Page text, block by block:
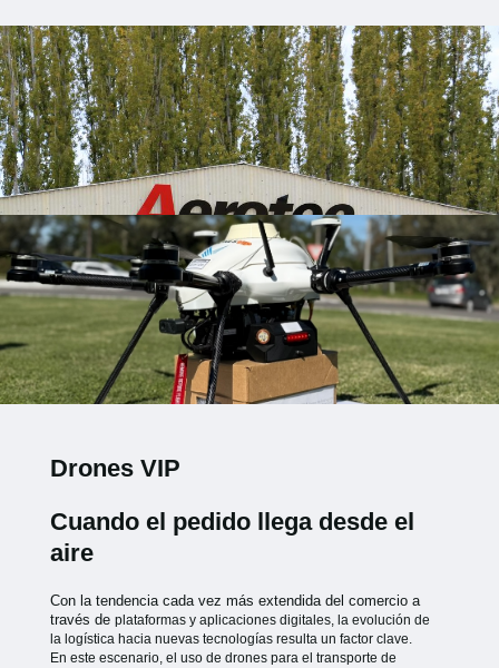
Drones VIP
Cuando el pedido llega desde el
aire
Con la tendencia cada vez más extendida del comercio a
través de plataformas y aplicaciones digitales, la evolución de
la logística hacia nuevas tecnologías resulta un factor clave.
En este escenario, el uso de drones para el transporte de